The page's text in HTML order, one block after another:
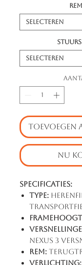
Rem
TOEVOEGEN
NU
Specificaties:
Type:
Nexus 3
Rem:
Verlichting: